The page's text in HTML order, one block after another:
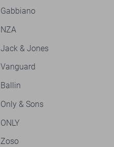
Gabbiano
NZA
Jack & Jones
Vanguard
Ballin
Only & Sons
ONLY
Zoso